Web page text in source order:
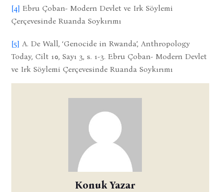
[4] Ebru Çoban- Modern Devlet ve Irk Söylemi
Çerçevesinde Ruanda Soykırımı
[5] A. De Wall, ‘Genocide in Rwanda’, Anthropology
Today, Cilt 10, Sayı 3, s. 1-3. Ebru Çoban- Modern Devlet
ve Irk Söylemi Çerçevesinde Ruanda Soykırımı
Konuk Yazar